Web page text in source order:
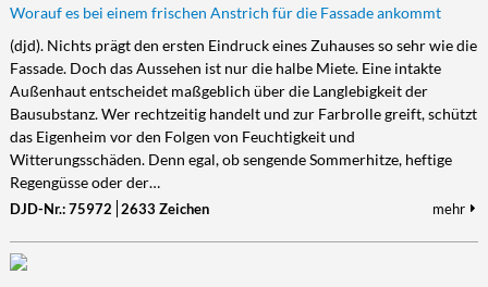
Worauf es bei einem frischen Anstrich für die Fassade ankommt
(djd). Nichts prägt den ersten Eindruck eines Zuhauses so sehr wie die
Fassade. Doch das Aussehen ist nur die halbe Miete. Eine intakte
Außenhaut entscheidet maßgeblich über die Langlebigkeit der
Bausubstanz. Wer rechtzeitig handelt und zur Farbrolle greift, schützt
das Eigenheim vor den Folgen von Feuchtigkeit und
Witterungsschäden. Denn egal, ob sengende Sommerhitze, heftige
Regengüsse oder der…
DJD-Nr.: 75972 2633 Zeichen mehr